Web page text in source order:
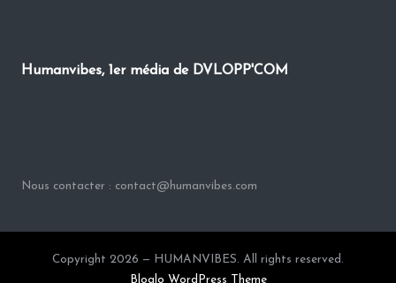
Humanvibes, 1er média de DVLOPP'COM
Nous contacter : contact@humanvibes.com
Copyright 2026 — HUMANVIBES. All rights reserved.
Bloglo WordPress Theme